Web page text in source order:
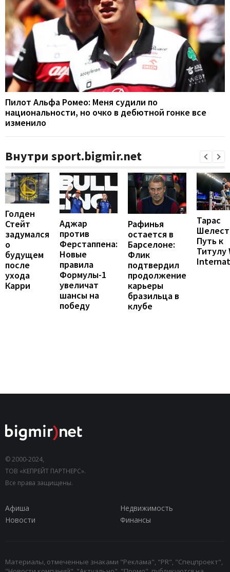
Пилот Альфа Ромео: Меня судили по
национальности, но очко в дебютной гонке все
изменило
Внутри sport.bigmir.net
Голден
Стейт
задумался
о
будущем
после
ухода
Карри
Аджар
против
Ферстаппена:
Новые
правила
Формулы-1
увеличат
шансы на
победу
Рафинья
остается в
Барселоне:
Флик
подтвердил
продолжение
карьеры
бразильца в
клубе
Тарас
Путь к
Титулу
© 2000-2024,
ТОВ «КЕПРЕЙТ ПАРТНЕРС».
Все права защищены.
Афиша
Недвижимость
Новости
Финансы
Материалы, отмеченные знаками "Реклама", "PR", "Спецпроект",